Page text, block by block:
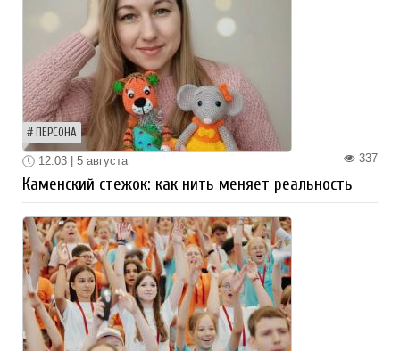
ПЕРСОНА
337
12:03 | 5 августа
Каменский стежок: как нить меняет реальность